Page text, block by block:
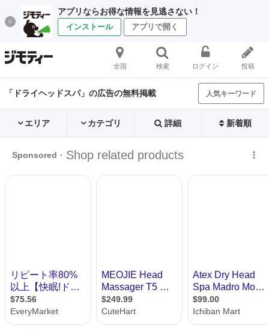
アプリならお得な情報を見逃さない！
インストール アプリで開く
全国 検索 ログイン 投稿
「ドライヘッドスパ」の広告の無料掲載 人気キーワード
エリア カテゴリ 詳細 新着順